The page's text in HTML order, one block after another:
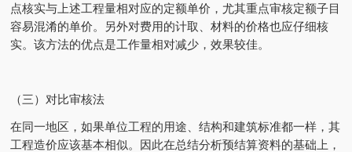
点核实与上述工程量相对应的定额单价，尤其重点审核定额子目
容易混淆的单价。另外对费用的计取、材料的价格也应仔细核
实。该方法的优点是工作量相对减少，效果较佳。
（三）对比审核法
在同一地区，如果单位工程的用途、结构和建筑标准都一样，其
工程造价应该基本相似。因此在总结分析预结算资料的基础上，